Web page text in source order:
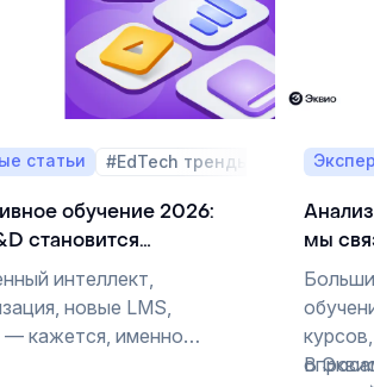
статьи #EdTech тренды
обучение 2026:
становится
функцией бизнеса
интеллект,
новые LMS,
— кажется, именно
мы
с
В